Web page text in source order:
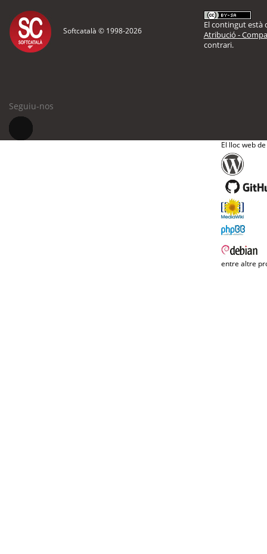
Softcatalà © 1998-2026
El contingut està
Atribució -
contrari.
Seguiu-nos
El lloc web
entre altre